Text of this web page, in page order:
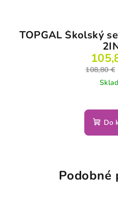
TOPGAL Školský
108,80 €
Do
Podobné